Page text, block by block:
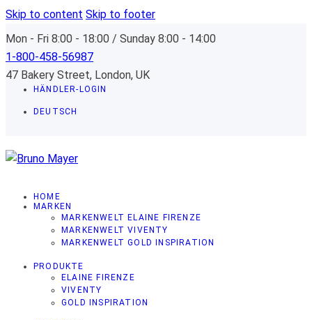
Skip to content Skip to footer
Mon - Fri 8:00 - 18:00 / Sunday 8:00 - 14:00
1-800-458-56987
47 Bakery Street, London, UK
HÄNDLER-LOGIN
DEUTSCH
HOME
MARKEN
MARKENWELT ELAINE FIRENZE
MARKENWELT VIVENTY
MARKENWELT GOLD INSPIRATION
PRODUKTE
ELAINE FIRENZE
VIVENTY
GOLD INSPIRATION